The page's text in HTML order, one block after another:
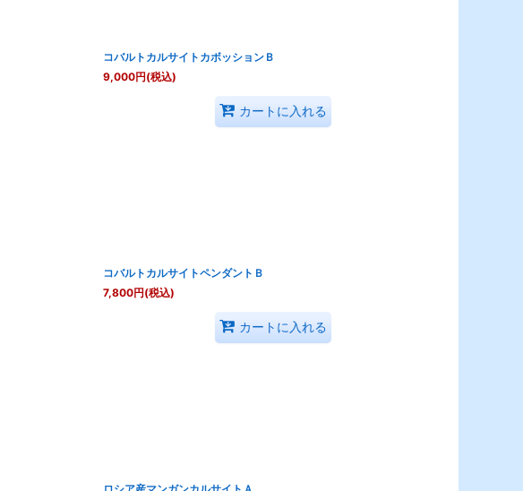
コバルトカルサイトカボッションＢ
9,000円(税込)
カートに入れる
コバルトカルサイトペンダントＢ
7,800円(税込)
カートに入れる
ロシア産マンガンカルサイトＡ